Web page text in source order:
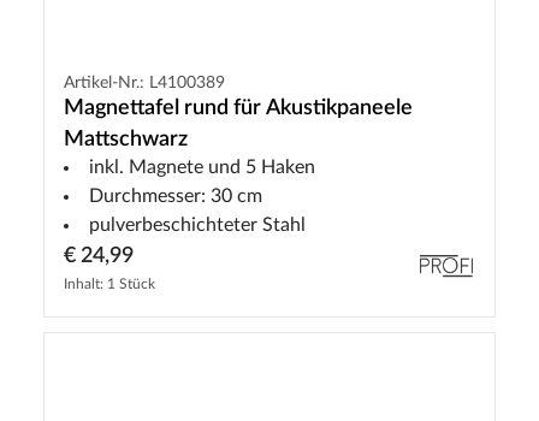
Artikel-Nr.: L4100389
Magnettafel rund für Akustikpaneele
Mattschwarz
inkl. Magnete und 5 Haken
Durchmesser: 30 cm
pulverbeschichteter Stahl
€ 24,99
Inhalt: 1 Stück